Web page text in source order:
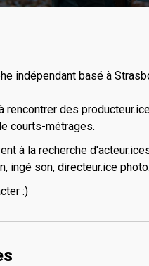
indépendant basé à
rencontrer des
courts-métrages.
à la recherche
ingé son, directeur.ice photo.
:)